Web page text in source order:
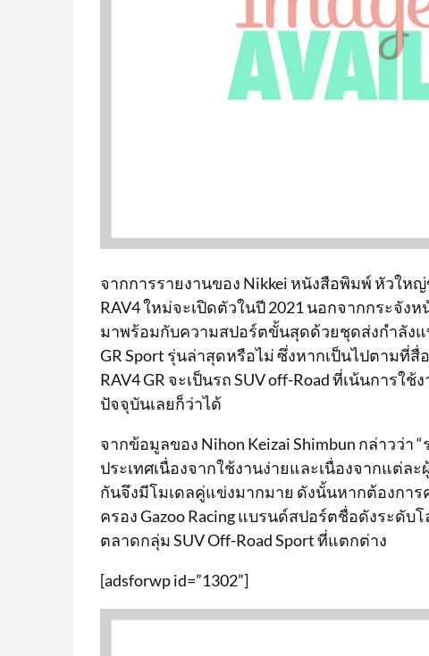
จากการรายงานของ Nikkei หนังสือพิมพ์ หัวให
RAV4 ใหม่จะเปิดตัวในปี 2021 นอกจากกระจั
มาพร้อมกับความสปอร์ตขั้นสุดด้วยชุดส่งกำลังแ
GR Sport รุ่นล่าสุดหรือไม่ ซึ่งหากเป็นไปตามที่
RAV4 GR จะเป็นรถ SUV off-Road ที่เน้นการ
ปัจจุบันเลยก็ว่าได้
จากข้อมูลของ Nihon Keizai Shimbun กล่าวว่
ประเทศเนื่องจากใช้งานง่ายและเนื่องจากแต่ล
กันจึงมีโมเดลคู่แข่งมากมาย ดังนั้นหากต้องกา
ครอง Gazoo Racing แบรนด์สปอร์ตชื่อดังระดับ
ตลาดกลุ่ม SUV Off-Road Sport ที่แตกต่าง
[adsforwp id=”1302”]